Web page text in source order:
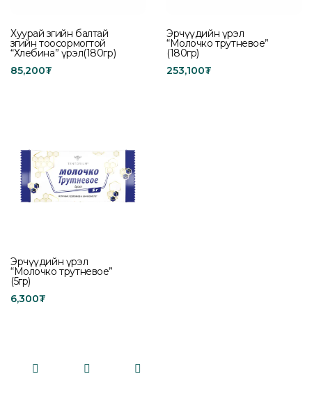
Хуурай зөгийн балтай
зөгийн тоосормогтой
“Хлебина” үрэл(180гр)
85,200₮
Эрчүүдийн үрэл
“Молочко трутневое”
(180гр)
253,100₮
Эрчүүдийн үрэл
“Молочко трутневое”
(5гр)
6,300₮